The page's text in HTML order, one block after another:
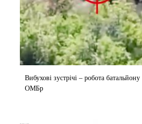
Вибухові зустрічі – робота
ОМБр